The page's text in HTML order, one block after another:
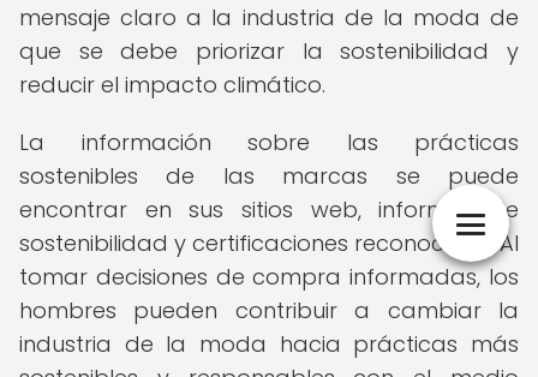
mensaje claro a la industria de la moda de
que se debe priorizar la sostenibilidad y
reducir el impacto climático.
La información sobre las prácticas
sostenibles de las marcas se puede
encontrar en sus sitios web, informes de
sostenibilidad y certificaciones reconocidas. Al
tomar decisiones de compra informadas, los
hombres pueden contribuir a cambiar la
industria de la moda hacia prácticas más